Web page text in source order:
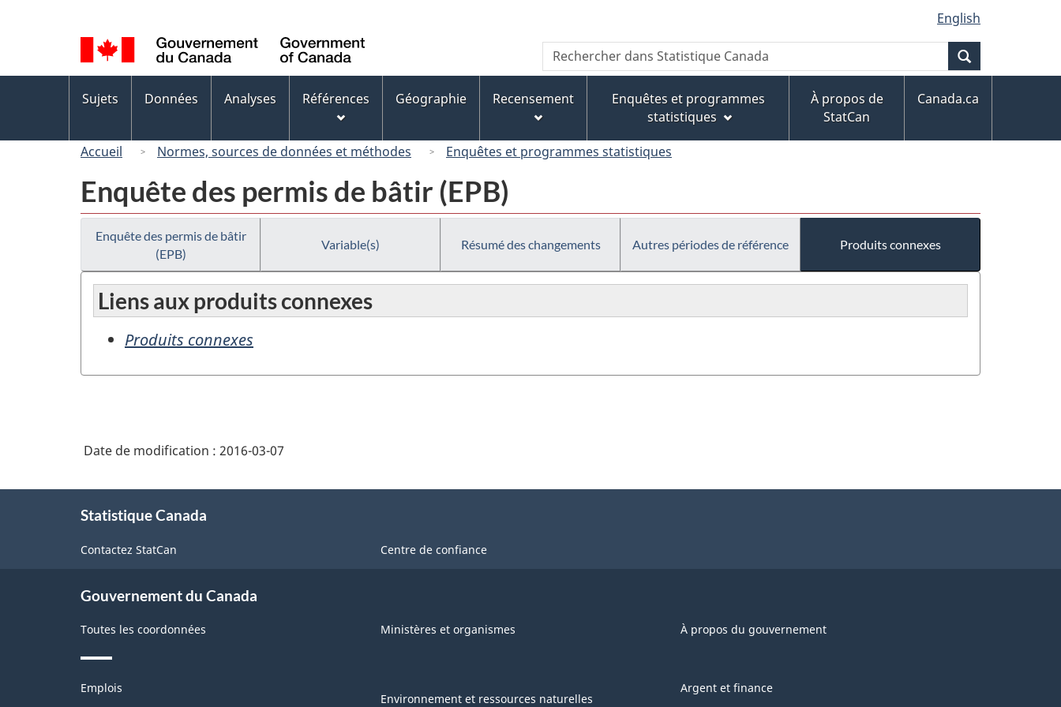
au
contenu
principal
« À
propos
de
ce
version
HTML
simplifiée
de
la
langue
English
Canada
Recherche
Rechercher
dans
Canada
des
Sujets Données Analyses Références Géographie Recensement
Enquêtes et programmes
statistiques
À propos de
StatCan
Canada.ca
Accueil Normes, sources de données et méthodes Enquêtes et programmes statistiques
Enquête des permis de bâtir (EPB)
Enquête des permis de bâtir
(EPB)
Variable(s) Résumé des changements Autres périodes de référence Produits connexes
Liens aux produits connexes
Produits connexes
Date de modification : 2016-03-07
Statistique Canada
Contactez StatCan Centre de confiance
Gouvernement du Canada
Toutes les coordonnées Ministères et organismes À propos du gouvernement
Thèmes
Emplois
Environnement et ressources naturelles
Argent et finance